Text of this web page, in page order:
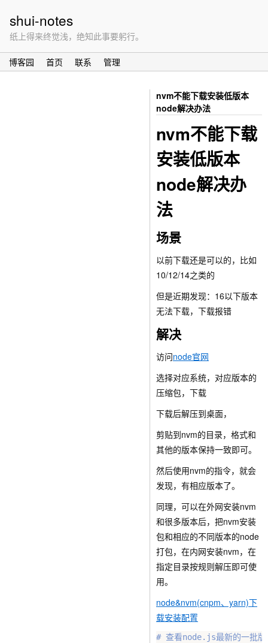
shui-notes
纸上得来终觉浅，绝知此事要躬行。
博客园 首页 联系 管理
nvm不能下载安装低版本
node解决办法
nvm不能下载
安装低版本
node解决办
法
场景
以前下载还是可以的，比如
10/12/14之类的
但是近期发现：16以下版本
无法下载，下载报错
解决
访问node官网
选择对应系统，对应版本的
压缩包，下载
下载后解压到桌面，
剪贴到nvm的目录，格式和
其他的版本保持一致即可。
然后使用nvm的指令，就会
发现，有相应版本了。
同理，可以在外网安装nvm
和很多版本后，把nvm安装
包和相应的不同版本的node
打包，在内网安装nvm，在
指定目录按规则解压即可使
用。
node&nvm(cnpm、yarn)下
载安装配置
# 查看node.js最新的一批版